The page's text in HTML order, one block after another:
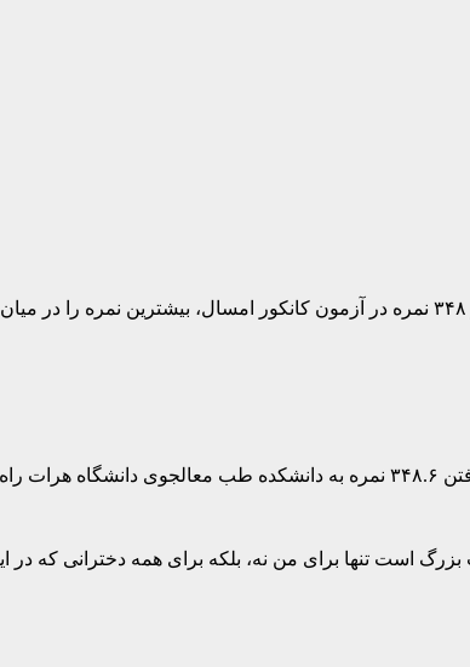
است.
بزرگ است تنها برای من نه، بلکه برای همه دخترانی